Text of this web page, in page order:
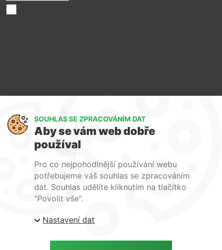
O nás
Kontakty
| ARTlighting.cz, Komenského 427 Újezd u Brna, 664
SOUHLAS SE ZPRACOVÁNÍM DAT
Aby se vám web dobře
používal
Pro co nejpohodlnější používání webu
potřebujeme váš souhlas se zpracováním
dat. Souhlas udělíte kliknutím na tlačítko
"Povolit vše".
Nastavení dat